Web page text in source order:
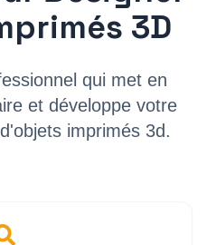
3D
qui met en
et développe votre
imprimés 3d.